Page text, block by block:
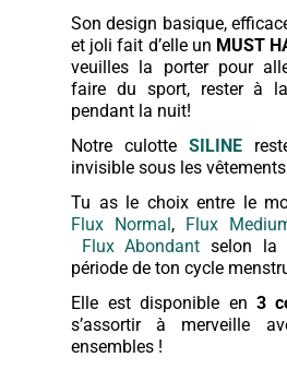
Son design basique,
et joli fait d’elle un MUST
veuilles la porter pour
faire du sport, rester à
pendant la nuit!
Notre culotte SILINE
invisible sous les
Tu as le choix entre le
Flux Normal, Flux
Flux Abondant selon la
période de ton cycle
Elle est disponible en 3
s’assortir à merveille
ensembles !